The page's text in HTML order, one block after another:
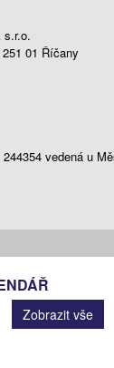
s.r.o.
01 Říčany
vedená u
Zobrazit vše